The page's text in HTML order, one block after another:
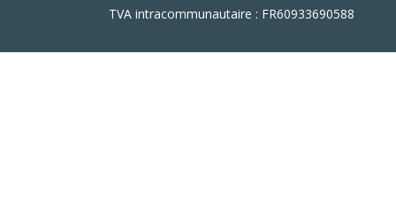
TVA intracommunautaire : FR60933690588